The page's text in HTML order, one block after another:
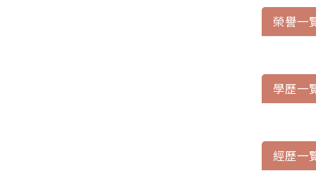
榮譽一
學歷一
經歷一